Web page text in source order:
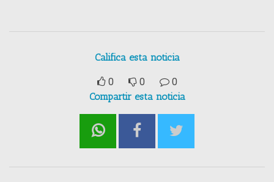
Califica esta noticia
0 0
0
Compartir esta noticia